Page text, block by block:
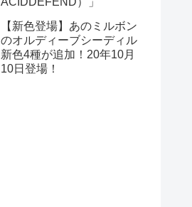
【新色登場】あのミルボン
のオルディーブシーディル
新色4種が追加！20年10月
10日登場！